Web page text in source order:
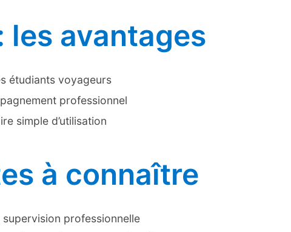
les avantages
étudiants voyageurs
professionnel
simple d’utilisation
à connaître
supervision professionnelle